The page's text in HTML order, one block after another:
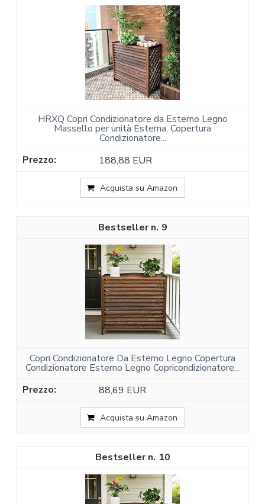
HRXQ Copri Condizionatore da Esterno Legno
Massello per unità Esterna, Copertura
Condizionatore...
188,88 EUR
Acquista su Amazon
9
Copri Condizionatore Da Esterno Legno Copertura
Condizionatore Esterno Legno Copricondizionatore...
88,69 EUR
Acquista su Amazon
10